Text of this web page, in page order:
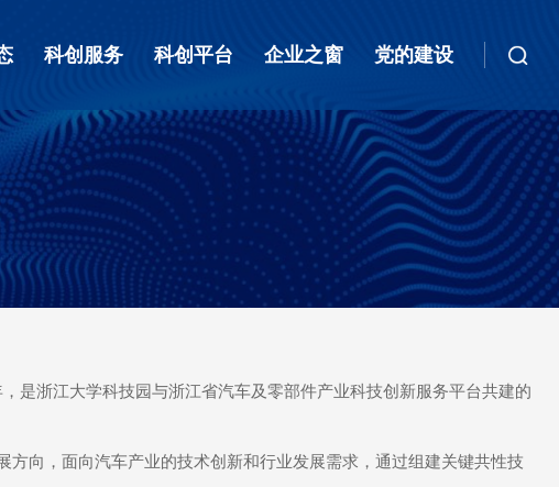
科创服务 科创平台 企业之窗 党的建设
，是浙江大学科技园与浙江省汽车及零部件产业科技创新服务平台共建的
向，面向汽车产业的技术创新和行业发展需求，通过组建关键共性技